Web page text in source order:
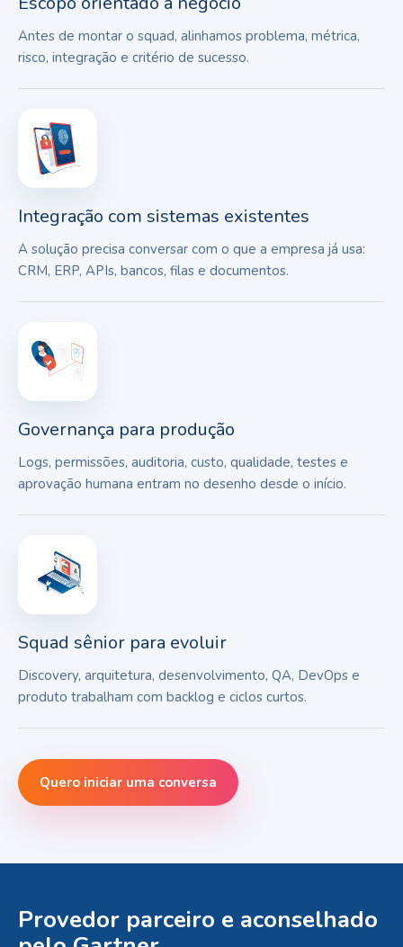
Antes de montar o squad, alinhamos problema, métrica,
risco, integração e critério de sucesso.
Integração com sistemas existentes
A solução precisa conversar com o que a empresa já usa:
CRM, ERP, APIs, bancos, filas e documentos.
Governança para produção
Logs, permissões, auditoria, custo, qualidade, testes e
aprovação humana entram no desenho desde o início.
Squad sênior para evoluir
Discovery, arquitetura, desenvolvimento, QA, DevOps e
produto trabalham com backlog e ciclos curtos.
Quero iniciar uma conversa
Provedor parceiro e aconselhado